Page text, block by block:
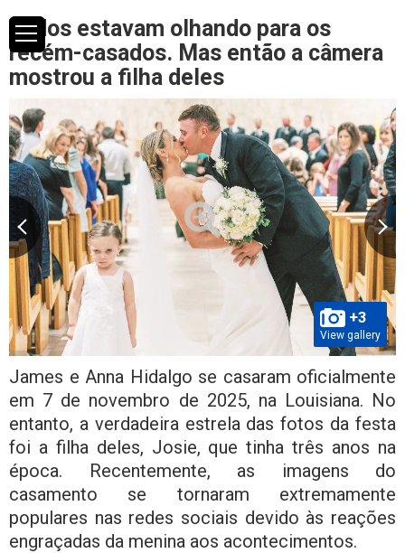
Todos estavam olhando para os
recém-casados. Mas então a câmera
mostrou a filha deles
+3
View gallery
James e Anna Hidalgo se casaram oficialmente
em 7 de novembro de 2025, na Louisiana. No
entanto, a verdadeira estrela das fotos da festa
foi a filha deles, Josie, que tinha três anos na
época. Recentemente, as imagens do
casamento se tornaram extremamente
populares nas redes sociais devido às reações
engraçadas da menina aos acontecimentos.